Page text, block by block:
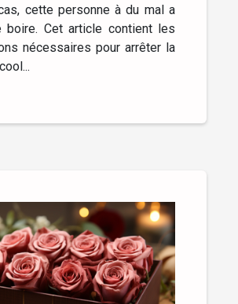
cette personne à du mal a
boire. Cet article contient les
nécessaires pour arrêter la